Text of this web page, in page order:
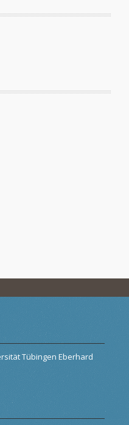
Tübingen Eberhard